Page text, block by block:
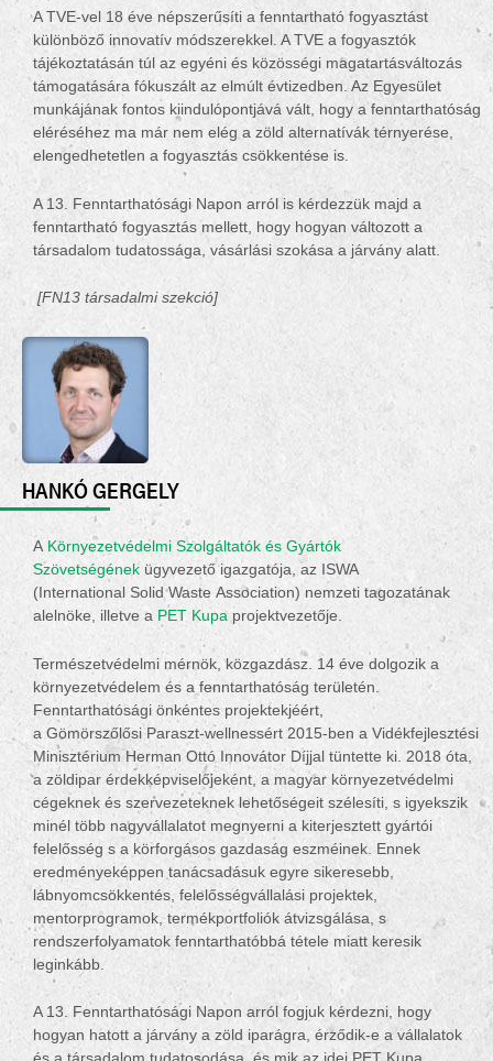
A TVE-vel 18 éve népszerűsíti a fenntartható fogyasztást
különböző innovatív módszerekkel. A TVE a fogyasztók
tájékoztatásán túl az egyéni és közösségi magatartásváltozás
támogatására fókuszált az elmúlt évtizedben. Az Egyesület
munkájának fontos kiindulópontjává vált, hogy a fenntarthatóság
eléréséhez ma már nem elég a zöld alternatívák térnyerése,
elengedhetetlen a fogyasztás csökkentése is.
A 13. Fenntarthatósági Napon arról is kérdezzük majd a
fenntartható fogyasztás mellett, hogy hogyan változott a
társadalom tudatossága, vásárlási szokása a járvány alatt.
[FN13 társadalmiszekció]
HANKÓ GERGELY
A Környezetvédelmi Szolgáltatók és Gyártók
Szövetségének ügyvezető igazgatója, az ISWA
(International Solid Waste Association) nemzeti tagozatának
alelnöke, illetve a PET Kupa projektvezetője.
Természetvédelmi mérnök, közgazdász. 14 éve dolgozik a
környezetvédelem és a fenntarthatóság területén.
Fenntarthatósági önkéntesprojektekjéért
a Gömörszőlősi Paraszt-wellnessért 2015-ben a Vidékfejlesztési
Minisztérium Herman Ottó Innovátor Díjjal tüntette ki. 2018 óta,
a zöldipar érdekképviselőjeként, a magyar környezetvédelmi
cégeknek és szervezeteknek lehetőségeit szélesíti, s igyekszik
minél több nagyvállalatot megnyerni a kiterjesztett gyártói
felelősség s a körforgásos gazdaság eszméinek. Ennek
eredményeképpen tanácsadásuk egyre sikeresebb,
lábnyomcsökkentés, felelősségvállalási projektek,
mentorprogramok, termékportfoliók átvizsgálása, s
rendszerfolyamatok fenntarthatóbbá tétele miatt keresik
leginkább.
A 13. Fenntarthatósági Napon arról fogjuk kérdezni, hogy
hogyan hatott a járvány a zöld iparágra, érződik-e a vállalatok